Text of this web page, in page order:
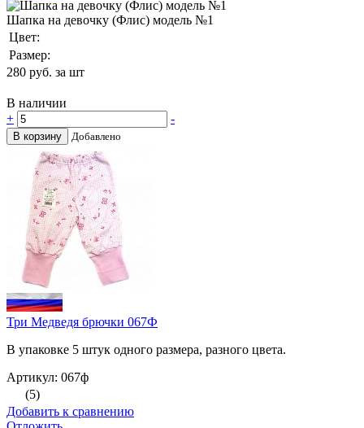
Шапка на девочку (Флис) модель №1
Цвет:
Размер:
280 руб. за шт
В наличии
+
-
В корзину Добавлено
Три Медведя брючки 067Ф
В упаковке 5 штук одного размера, разного цвета.
Артикул: 067ф
(5)
Добавить к сравнению